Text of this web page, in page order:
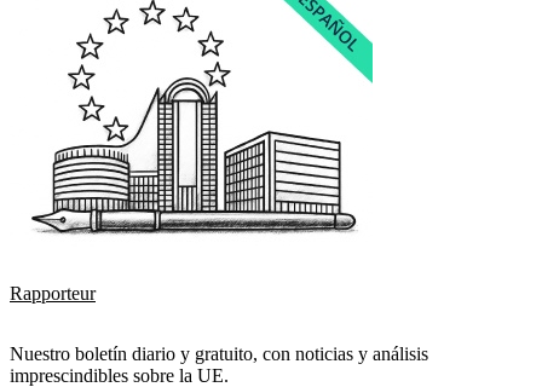
Rapporteur
Nuestro boletín diario y gratuito, con noticias y análisis
imprescindibles sobre la UE.